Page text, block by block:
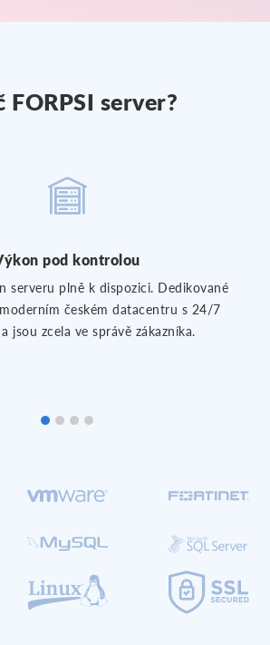
FORPSI server?
pod kontrolou
serveru plně k dispozici. Dedikované
českém datacentru s 24/7
jsou zcela ve správě zákazníka.